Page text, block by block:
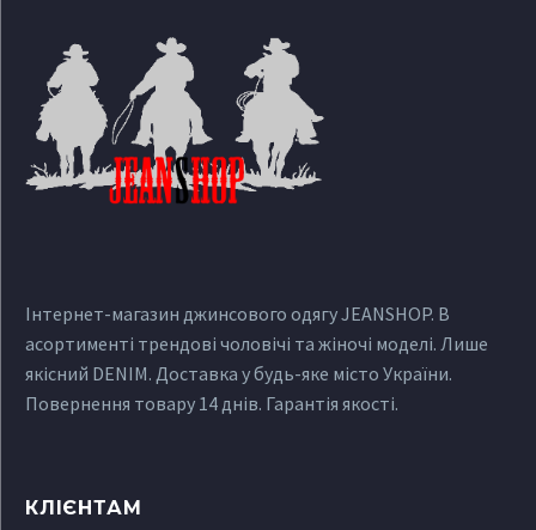
Інтернет-магазин джинсового одягу JEANSHOP. В
асортименті трендові чоловічі та жіночі моделі. Лише
якісний DENIM. Доставка у будь-яке місто України.
Повернення товару 14 днів. Гарантія якості.
КЛІЄНТАМ